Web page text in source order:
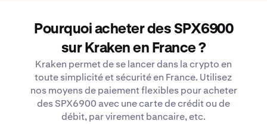
Pourquoi acheter des SPX6900
sur Kraken en France ?
Kraken permet de se lancer dans la crypto en
toute simplicité et sécurité en France. Utilisez
nos moyens de paiement flexibles pour acheter
des SPX6900 avec une carte de crédit ou de
débit, par virement bancaire, etc.